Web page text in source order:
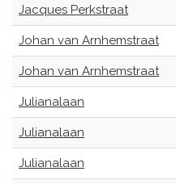
Jacques Perkstraat
Johan van Arnhemstraat
Johan van Arnhemstraat
Julianalaan
Julianalaan
Julianalaan